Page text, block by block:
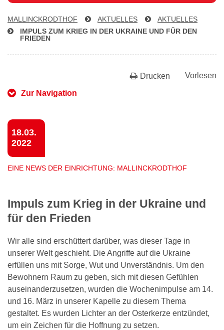
MAL­LINCK­RODTHOF AKTUELLES
AKTUELLES
IMPULS ZUM KRIEG IN DER UKRAINE UND FÜR DEN
FRIEDEN
Vorlesen
Drucken
Zur Navigation
18.03.
2022
EINE NEWS DER EINRICHTUNG: MALLINCKRODTHOF
Impuls zum Krieg in der Ukraine und
für den Frieden
Wir alle sind erschüttert darüber, was dieser Tage in
unserer Welt geschieht. Die Angriffe auf die Ukraine
erfüllen uns mit Sorge, Wut und Unverständnis. Um den
Bewohnern Raum zu geben, sich mit diesen Gefühlen
auseinanderzusetzen, wurden die Wochenimpulse am 14.
und 16. März in unserer Kapelle zu diesem Thema
gestaltet. Es wurden Lichter an der Osterkerze entzündet,
um ein Zeichen für die Hoffnung zu setzen.